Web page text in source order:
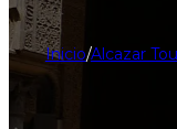
Inicio/Alcazar